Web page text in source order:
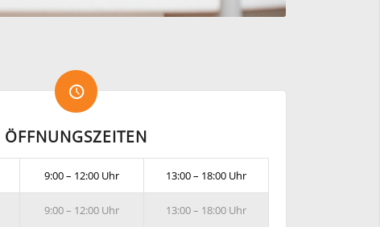
ÖFFNUNGSZEITEN
9:00 – 12:00 Uhr 13:00 – 18:00 Uhr
9:00 – 12:00 Uhr 13:00 – 18:00 Uhr